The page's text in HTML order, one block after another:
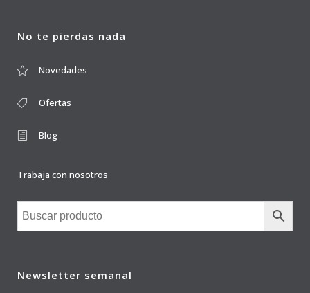
No te pierdas nada
Novedades
Ofertas
Blog
Trabaja con nosotros
Newsletter semanal